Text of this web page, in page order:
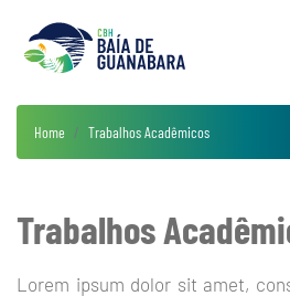
Home Trabalhos Acadêmicos
Trabalhos
Lorem ipsum dolor sit amet,